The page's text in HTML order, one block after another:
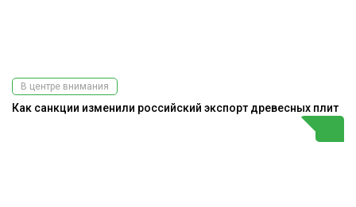
В центре внимания
Как санкции изменили российский экспорт древесных плит